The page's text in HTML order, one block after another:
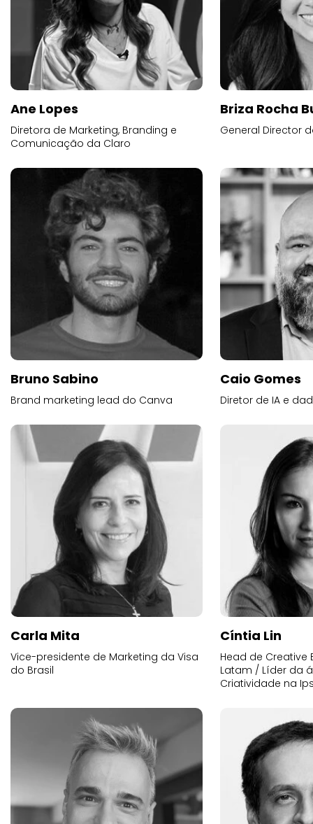
Ane Lopes
Diretora de Marketing, Branding e
Comunicação da Claro
Briza Rocha
General Director
Bruno Sabino
Brand marketing lead do Canva
Caio Gomes
Diretor de IA e
Carla Mita
Vice-presidente de Marketing da Visa
do Brasil
Cíntia Lin
Head de Creative
Latam / Líder da
Criatividade na